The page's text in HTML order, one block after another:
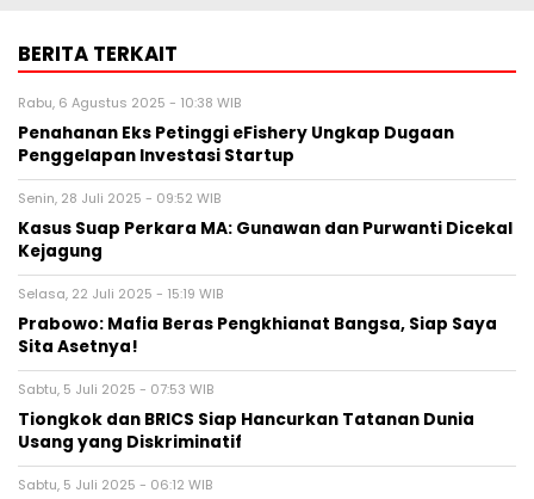
BERITA TERKAIT
Rabu, 6 Agustus 2025 - 10:38 WIB
Penahanan Eks Petinggi eFishery Ungkap Dugaan
Penggelapan Investasi Startup
Senin, 28 Juli 2025 - 09:52 WIB
Kasus Suap Perkara MA: Gunawan dan Purwanti Dicekal
Kejagung
Selasa, 22 Juli 2025 - 15:19 WIB
Prabowo: Mafia Beras Pengkhianat Bangsa, Siap Saya
Sita Asetnya!
Sabtu, 5 Juli 2025 - 07:53 WIB
Tiongkok dan BRICS Siap Hancurkan Tatanan Dunia
Usang yang Diskriminatif
Sabtu, 5 Juli 2025 - 06:12 WIB